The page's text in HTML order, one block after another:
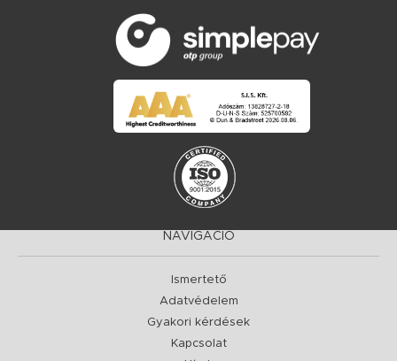
NAVIGÁCIÓ
Ismertető
Adatvédelem
Gyakori kérdések
Kapcsolat